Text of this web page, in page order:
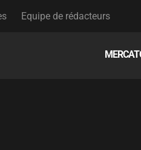
Equipe de rédacteurs